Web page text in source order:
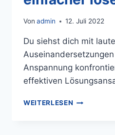
Von admin 12. Juli 2022
Du siehst dich mit
Anspannung
effektiven
WEITERLESEN